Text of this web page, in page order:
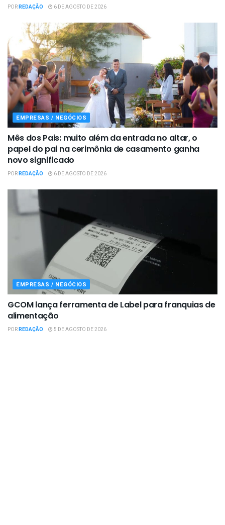
PORREDAÇÃO 6 DE AGOSTO DE 2026
EMPRESAS / NEGÓCIOS
Mês dos Pais: muito além da entrada no altar, o
papel do pai na cerimônia de casamento ganha
novo significado
PORREDAÇÃO 6 DE AGOSTO DE 2026
EMPRESAS / NEGÓCIOS
GCOM lança ferramenta de Label para franquias de
alimentação
PORREDAÇÃO 5 DE AGOSTO DE 2026